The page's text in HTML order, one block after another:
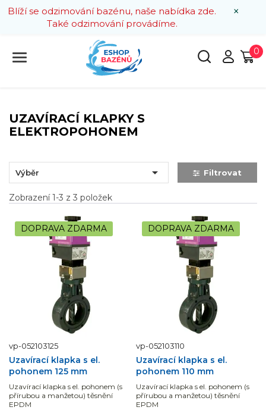
×
Blíží se odzimování bazénu, naše nabídka zde.
Také odzimování provádíme.
0
UZAVÍRACÍ KLAPKY S
ELEKTROPOHONEM
Výběr  Filtrovat
Zobrazení 1-3 z 3 položek
DOPRAVA ZDARMA
vp-052103125
Uzavírací klapka s el.
pohonem 125 mm
Uzavírací klapka s el. pohonem (s
přírubou a manžetou) těsnění
EPDM
DOPRAVA ZDARMA
vp-052103110
Uzavírací klapka s el.
pohonem 110 mm
Uzavírací klapka s el. pohonem (s
přírubou a manžetou) těsnění
EPDM